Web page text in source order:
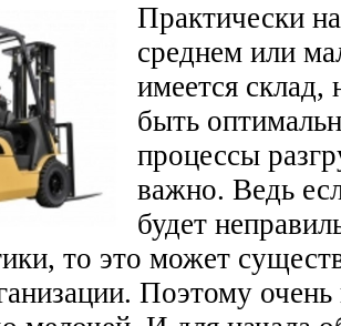
Практически
среднем или
имеется
быть
процессы
важно. Ведь
будет
то это может
Поэтому очень